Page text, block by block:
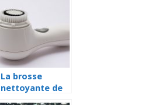
bijoux en
parfait état ?
La brosse
nettoyante de